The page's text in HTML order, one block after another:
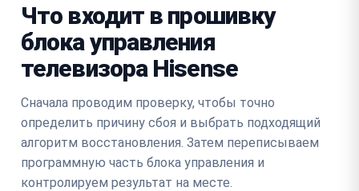
Что входит в прошивку
блока управления
телевизора Hisense
Сначала проводим проверку, чтобы точно
определить причину сбоя и выбрать подходящий
алгоритм восстановления. Затем переписываем
программную часть блока управления и
контролируем результат на месте.